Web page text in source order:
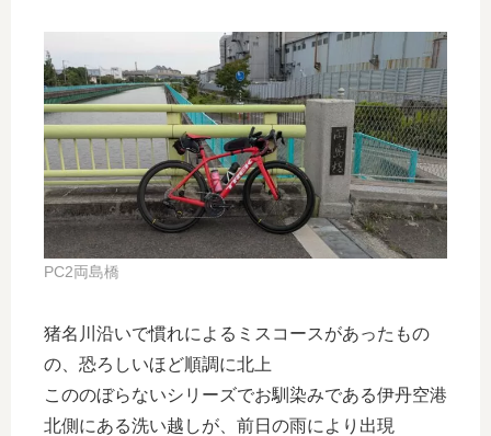
PC2両島橋
猪名川沿いで慣れによるミスコースがあったもの
の、恐ろしいほど順調に北上
こののぼらないシリーズでお馴染みである伊丹空港
北側にある洗い越しが、前日の雨により出現